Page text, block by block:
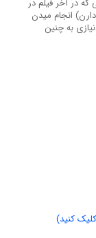
در آخر فیلم در
انجام میدن
به چنین
کنید)